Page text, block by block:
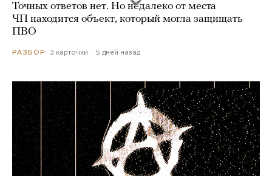
Точных ответов нет. Но недалеко от места
ЧП находится объект, который могла защищать
ПВО
РАЗБОР 3 карточки 5 дней назад